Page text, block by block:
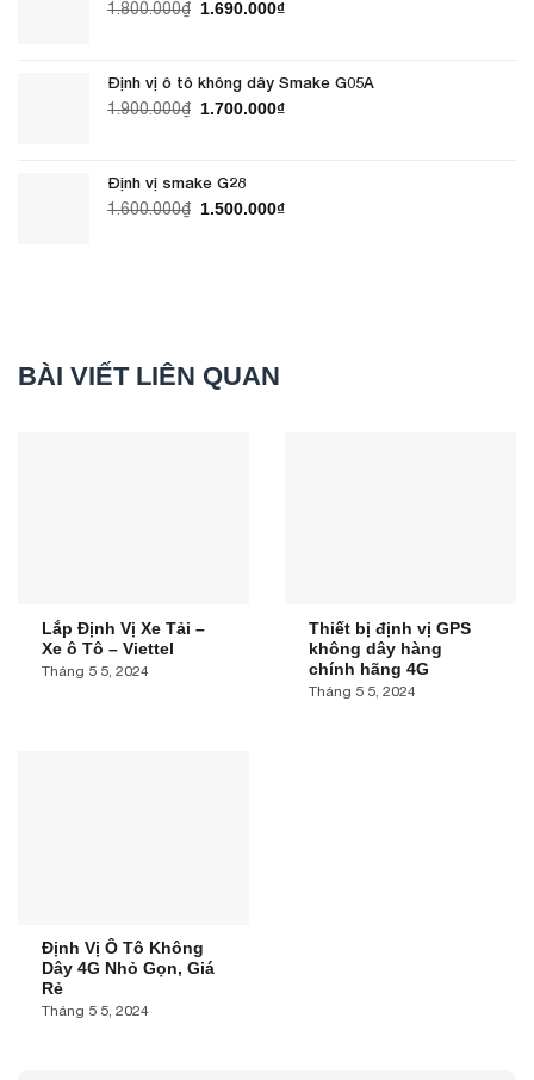
1.800.000₫ Giá
1.690.000₫Giá
1.690.000₫.
Định vị ô tô không dây Smake G05A
1.900.000₫ Giá
1.700.000₫Giá
Định vị smake G28
1.600.000₫ Giá
1.500.000₫Giá
BÀI VIẾT LIÊN QUAN
Lắp Định Vị Xe Tải –
Xe ô Tô – Viettel
Tháng 5 5, 2024
Thiết bị định vị GPS
không dây hàng
chính hãng 4G
Tháng 5 5, 2024
Định Vị Ô Tô Không
Dây 4G Nhỏ Gọn, Giá
Rẻ
Tháng 5 5, 2024